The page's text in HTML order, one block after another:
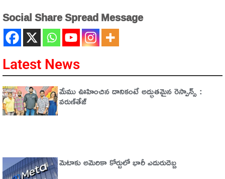
Social Share Spread Message
Latest News
మేము ఊహించిన దానికంటే అద్భుతమైన రెస్పాన్స్ :
వరుణ్‌తేజ్‌
మెటాకు అమెరికా కోర్టులో భారీ ఎదురుదెబ్బ